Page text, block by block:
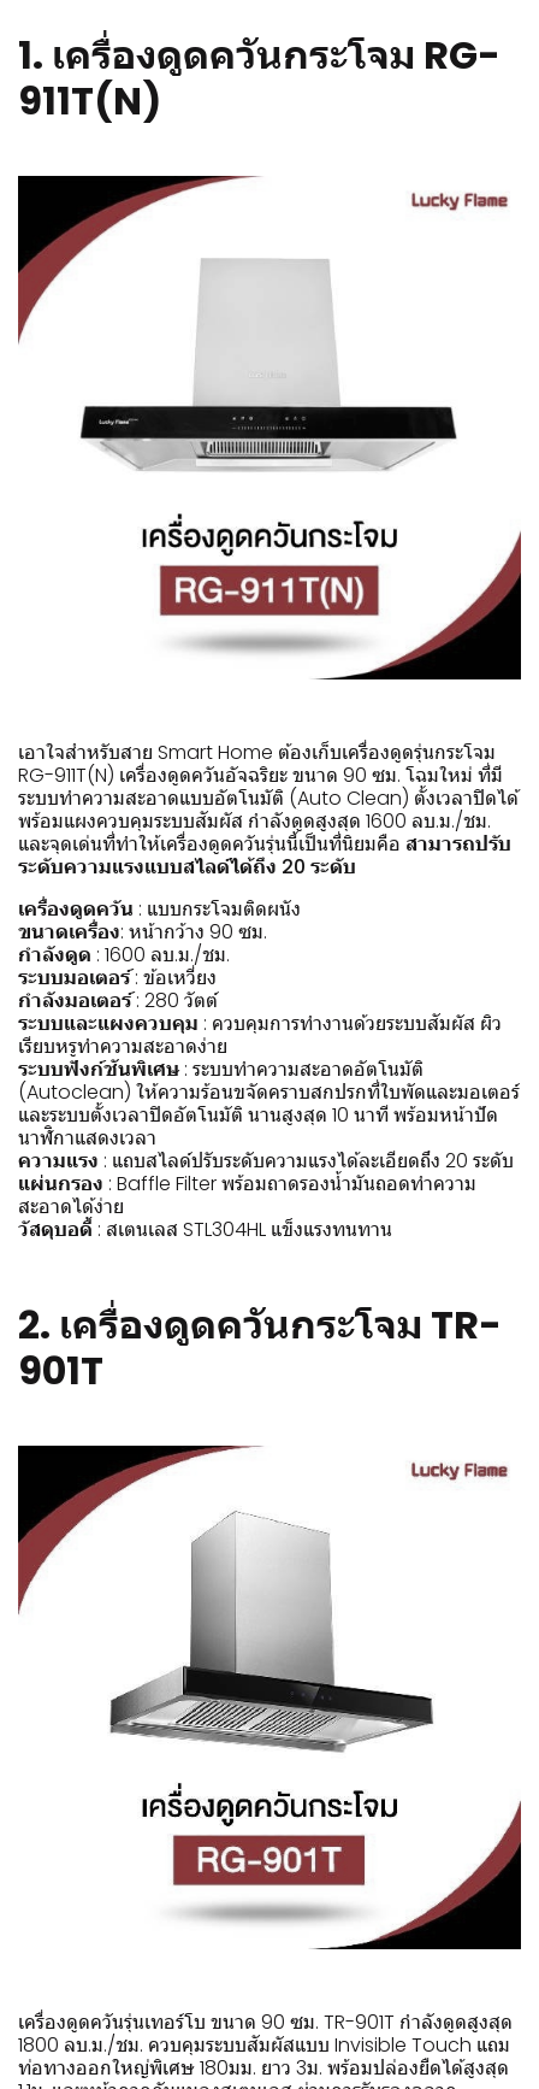
1. เครื่องดูดควันกระโจม RG-
911T(N)
เอาใจสำหรับสาย Smart Home ต้องเก็บเครื่องดูดรุ่นกระโจม
RG-911T(N) เครื่องดูดควันอัจฉริยะ ขนาด 90 ซม. โฉมใหม่ ที่มี
ระบบทำความสะอาดแบบอัตโนมัติ (Auto Clean) ตั้งเวลาปิดได้
พร้อมแผงควบคุมระบบสัมผัส กำลังดูดสูงสุด 1600 ลบ.ม./ชม.
และจุดเด่นที่ทำให้เครื่องดูดควันรุ่นนี้เป็นที่นิยมคือ สามารถปรับ
ระดับความแรงแบบสไลด์ได้ถึง 20 ระดับ
เครื่องดูดควัน : แบบกระโจมติดผนัง
ขนาดเครื่อง: หน้ากว้าง 90 ซม.
กำลังดูด : 1600 ลบ.ม./ชม.
ระบบมอเตอร์: ข้อเหวี่ยง
กำลังมอเตอร์: 280 วัตต์
ระบบและแผงควบคุม : ควบคุมการทำงานด้วยระบบสัมผัส ผิว
เรียบหรูทำความสะอาดง่าย
ระบบฟังก์ชันพิเศษ: ระบบทำความสะอาดอัตโนมัติ
(Autoclean) ให้ความร้อนขจัดคราบสกปรกที่ใบพัดและมอเตอร์
และระบบตั้งเวลาปิดอัตโนมัติ นานสูงสุด 10 นาที พร้อมหน้าปัด
นาฬิกาแสดงเวลา
ความแรง : แถบสไลด์ปรับระดับความแรงได้ละเอียดถึง 20 ระดับ
แผ่นกรอง : Baffle Filter พร้อมถาดรองน้ำมันถอดทำความ
สะอาดได้ง่าย
วัสดุบอดี้ : สเตนเลส STL304HL แข็งแรงทนทาน
2. เครื่องดูดควันกระโจม TR-
901T
เครื่องดูดควันรุ่นเทอร์โบ ขนาด 90 ซม. TR-901T กำลังดูดสูงสุด
1800 ลบ.ม./ชม. ควบคุมระบบสัมผัสแบบ Invisible Touch แถม
ท่อทางออกใหญ่พิเศษ 180มม. ยาว 3ม. พร้อมปล่องยืดได้สูงสุด